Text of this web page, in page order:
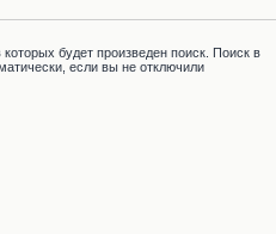
будет произведен поиск. Поиск в
если вы не отключили